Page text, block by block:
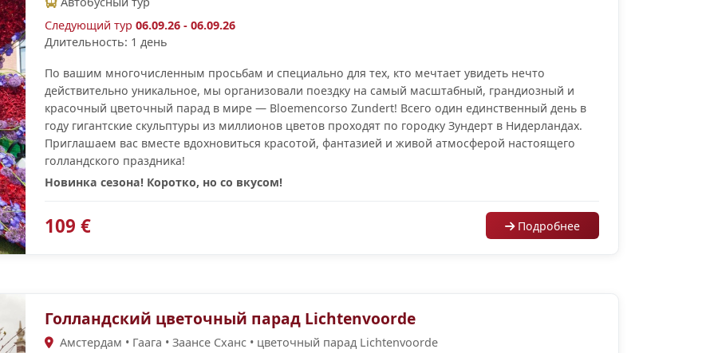
Следующий тур06.09.26 - 06.09.26
Длительность: 1 день
По вашим многочисленным просьбам и специально для тех, кто мечтает увидеть нечто
действительно уникальное, мы организовали поездку на самый масштабный, грандиозный и
красочный цветочный парад в мире — Bloemencorso Zundert! Всего один единственный день в
году гигантские скульптуры из миллионов цветов проходят по городку Зундерт в Нидерландах.
Приглашаем вас вместе вдохновиться красотой, фантазией и живой атмосферой настоящего
голландского праздника!
Новинка сезона! Коротко, но со вкусом!
109 € Подробнее
Голландский цветочный парад Lichtenvoorde
Амстердам • Гаага • Заансе Сханс • цветочный парад Lichtenvoorde